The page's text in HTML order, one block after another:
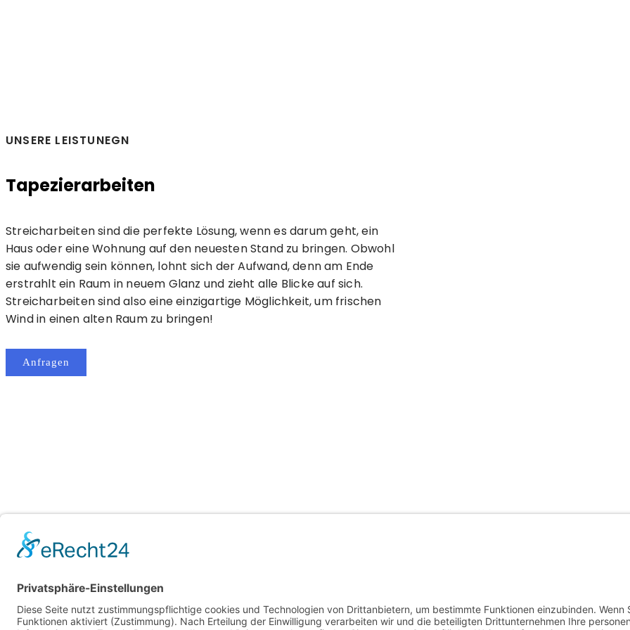
UNSERE LEISTUNEGN
Tapezierarbeiten
Streicharbeiten sind die perfekte Lösung, wenn es darum geht, ein
Haus oder eine Wohnung auf den neuesten Stand zu bringen. Obwohl
sie aufwendig sein können, lohnt sich der Aufwand, denn am Ende
erstrahlt ein Raum in neuem Glanz und zieht alle Blicke auf sich.
Streicharbeiten sind also eine einzigartige Möglichkeit, um frischen
Wind in einen alten Raum zu bringen!
Anfragen